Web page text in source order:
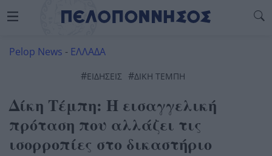
Pelop News - ΕΛΛΑΔΑ
#ΕΙΔΗΣΕΙΣ #ΔΙΚΗ ΤΕΜΠΗ
Δίκη Τέμπη: Η εισαγγελική
πρόταση που αλλάζει τις
ισορροπίες στο δικαστήριο